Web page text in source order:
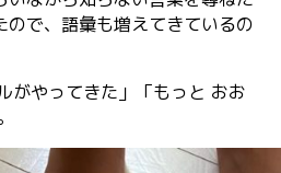
ので、語彙も増えてきているの
がやってきた」「もっと おお